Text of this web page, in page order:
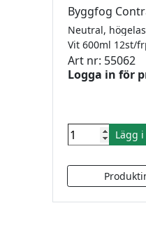
Byggfog
Vit 600ml 12st/
Art nr: 55062
Logga in för
Lägg